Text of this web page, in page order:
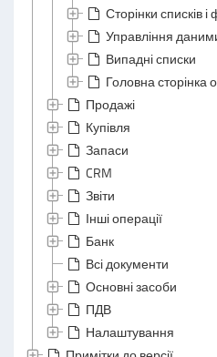
Сторінки списків
Управління
Випадні списки
Головна сторінка
Продажі
Купівля
Запаси
CRM
Звіти
Інші операції
Банк
Всі документи
Основні засоби
ПДВ
Налаштування